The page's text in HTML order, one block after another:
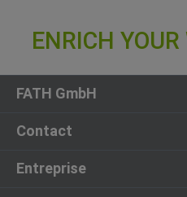
FATH GmbH
Contact
Entreprise